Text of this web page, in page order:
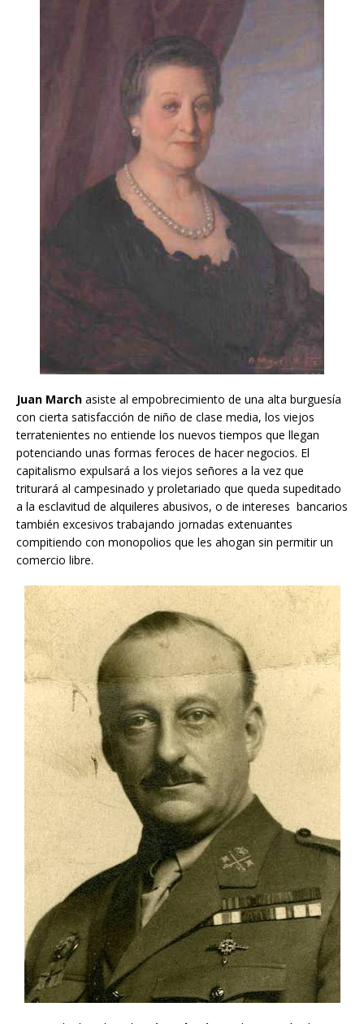
Juan March asiste al empobrecimiento de una alta burguesía
con cierta satisfacción de niño de clase media, los viejos
terratenientes no entiende los nuevos tiempos que llegan
potenciando unas formas feroces de hacer negocios. El
capitalismo expulsará a los viejos señores a la vez que
triturará al campesinado y proletariado que queda supeditado
a la esclavitud de alquileres abusivos, o de intereses bancarios
también excesivos trabajando jornadas extenuantes
compitiendo con monopolios que les ahogan sin permitir un
comercio libre.